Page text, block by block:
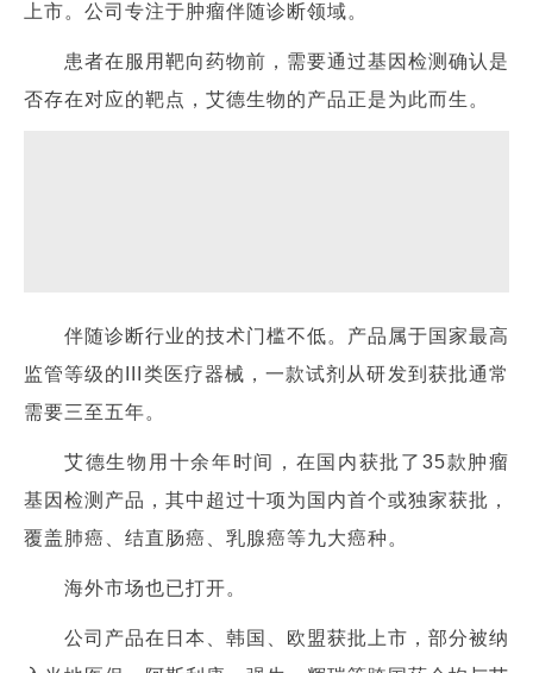
上市。公司专注于肿瘤伴随诊断领域。
患者在服用靶向药物前，需要通过基因检测确认是
否存在对应的靶点，艾德生物的产品正是为此而生。
伴随诊断行业的技术门槛不低。产品属于国家最高
监管等级的III类医疗器械，一款试剂从研发到获批通常
需要三至五年。
艾德生物用十余年时间，在国内获批了35款肿瘤
基因检测产品，其中超过十项为国内首个或独家获批，
覆盖肺癌、结直肠癌、乳腺癌等九大癌种。
海外市场也已打开。
公司产品在日本、韩国、欧盟获批上市，部分被纳